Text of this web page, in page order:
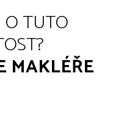
O TUTO
MAKLÉŘE